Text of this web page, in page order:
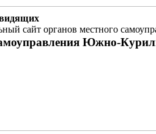
сайт органов местного
Южно-